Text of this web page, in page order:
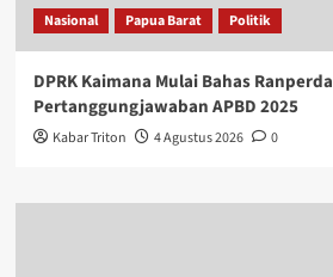
Nasional Papua Barat Politik
DPRK Kaimana Mulai Bahas Ranperda
Pertanggungjawaban APBD 2025
Kabar Triton 4 Agustus 2026 0